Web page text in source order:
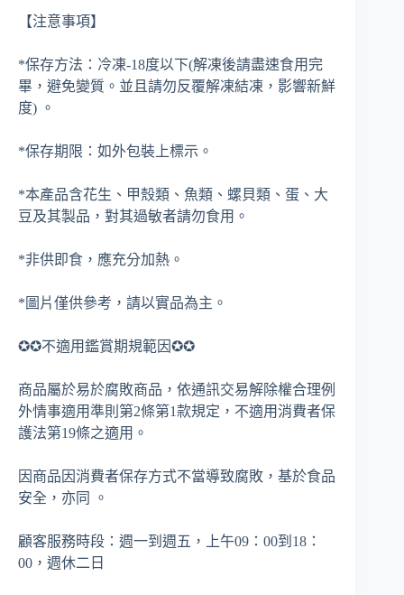
【注意事項】
*保存方法：冷凍-18度以下(解凍後請盡速食用完
畢，避免變質。並且請勿反覆解凍結凍，影響新鮮
度) 。
*保存期限：如外包裝上標示。
*本產品含花生、甲殼類、魚類、螺貝類、蛋、大
豆及其製品，對其過敏者請勿食用。
*非供即食，應充分加熱。
*圖片僅供參考，請以實品為主。
✪✪不適用鑑賞期規範因✪✪
商品屬於易於腐敗商品，依通訊交易解除權合理例
外情事適用準則第2條第1款規定，不適用消費者保
護法第19條之適用。
因商品因消費者保存方式不當導致腐敗，基於食品
安全，亦同 。
顧客服務時段：週一到週五，上午09：00到18：
00，週休二日